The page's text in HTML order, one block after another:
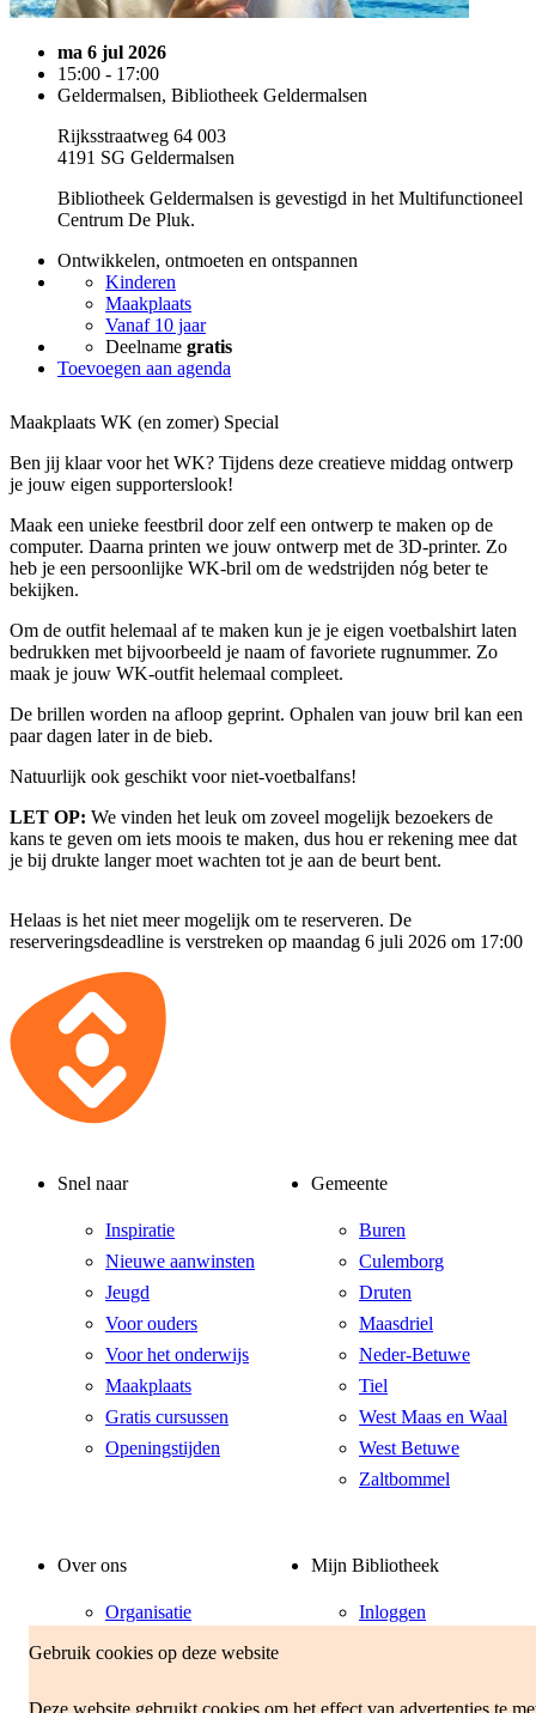
Gebruik cookies op deze website
Deze website gebruikt cookies om het effect van advertenties te
ma 6 jul 2026
15:00 - 17:00
Geldermalsen, Bibliotheek Geldermalsen
Rijksstraatweg 64 003
4191 SG Geldermalsen
Bibliotheek Geldermalsen is gevestigd in het Multifunctioneel
Centrum De Pluk.
Ontwikkelen, ontmoeten en ontspannen
Kinderen
Maakplaats
Vanaf 10 jaar
Deelname gratis
Toevoegen aan agenda
Maakplaats WK (en zomer) Special
Ben jij klaar voor het WK? Tijdens deze creatieve middag ontwerp
je jouw eigen supporterslook!
Maak een unieke feestbril door zelf een ontwerp te maken op de
computer. Daarna printen we jouw ontwerp met de 3D-printer. Zo
heb je een persoonlijke WK-bril om de wedstrijden nóg beter te
bekijken.
Om de outfit helemaal af te maken kun je je eigen voetbalshirt laten
bedrukken met bijvoorbeeld je naam of favoriete rugnummer. Zo
maak je jouw WK-outfit helemaal compleet.
De brillen worden na afloop geprint. Ophalen van jouw bril kan een
paar dagen later in de bieb.
Natuurlijk ook geschikt voor niet-voetbalfans!
LET OP: We vinden het leuk om zoveel mogelijk bezoekers de
kans te geven om iets moois te maken, dus hou er rekening mee dat
je bij drukte langer moet wachten tot je aan de beurt bent.
Helaas is het niet meer mogelijk om te reserveren. De
reserveringsdeadline is verstreken op maandag 6 juli 2026 om 17:00
Snel naar
Inspiratie
Nieuwe aanwinsten
Jeugd
Voor ouders
Voor het onderwijs
Maakplaats
Gratis cursussen
Openingstijden
Gemeente
Buren
Culemborg
Druten
Maasdriel
Neder-Betuwe
Tiel
West Maas en Waal
West Betuwe
Zaltbommel
Over ons
Organisatie
Vacatures
Tarieven
Mijn Bibliotheek
Inloggen